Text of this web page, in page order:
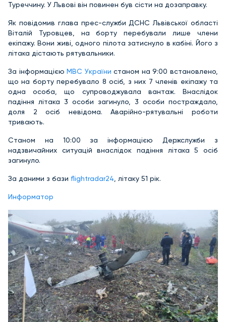
Туреччину. У Львові він повинен був сісти на дозаправку.
Як повідомив глава прес-служби ДСНС Львівської області
Віталій Туровцев, на борту перебували лише члени
екіпажу. Вони живі, одного пілота затиснуло в кабіні. Його з
літака дістають рятувальники.
За інформацієюМВС України станом на 9:00 встановлено,
що на борту перебувало 8 осіб, з них 7 членів екіпажу та
одна особа, що супроводжувала вантаж. Внаслідок
падіння літака 3 особи загинуло, 3 особи постраждало,
доля 2 осіб невідома. Аварійно-рятувальні роботи
тривають.
Станом на 10:00 за інформацією Держслужби з
надзвичайних ситуацій внаслідок падіння літака 5 осіб
загинуло.
За даними з бази flightradar24 , літаку 51 рік.
Информатор